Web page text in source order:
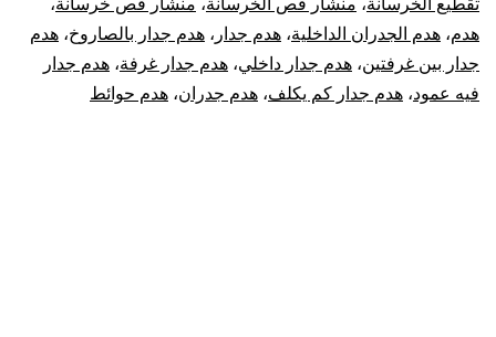
تقطيع الخرسانة، منشار قص الخرسانة، منشار قص خرسانة،
هدم، هدم الجدران الداخلية، هدم جدار ، هدم جدار بالصاروخ، هدم
جدار بين غرفتين، هدم جدار داخلي، هدم جدار غرفة، هدم جدار
فيه عمود، هدم جدار كم يكلف، هدم جدران، هدم حوائط